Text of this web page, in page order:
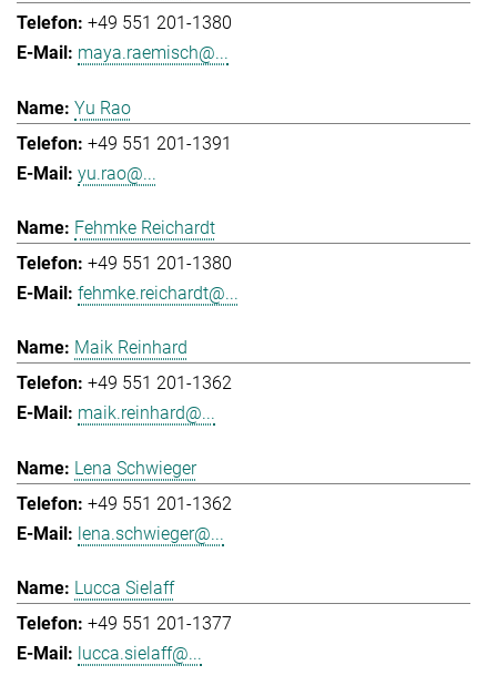
+49 551 201-1380
maya.raemisch@...
Yu Rao
+49 551 201-1391
yu.rao@...
Fehmke Reichardt
+49 551 201-1380
fehmke.reichardt@...
Maik Reinhard
+49 551 201-1362
maik.reinhard@...
Lena Schwieger
+49 551 201-1362
lena.schwieger@...
Lucca Sielaff
+49 551 201-1377
lucca.sielaff@...